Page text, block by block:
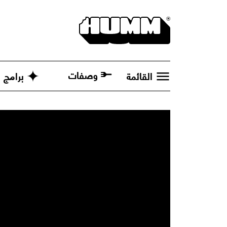
القائمة وصفات برامج